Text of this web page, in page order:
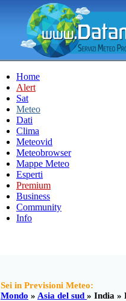
Home
Alert
Sat
Meteo
Dati
Clima
Meteovid
Meteobrowser
Mappe Meteo
Esperti
Premium
Business
Community
Info
Sei in Previsioni Meteo:
Mondo » Asia del sud » India »